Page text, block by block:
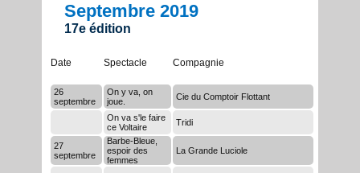
Septembre 2019
17e édition
Date Spectacle Compagnie
26
septembre
On y va, on
joue.
Cie du Comptoir Flottant
On va s'le faire
ce Voltaire
Tridi
27
septembre
Barbe-Bleue,
espoir des
femmes
La Grande Luciole